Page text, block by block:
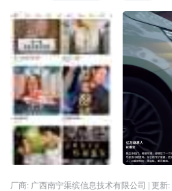
厂商: 广西南宁渠缤信息技术有限公司 | 更新: